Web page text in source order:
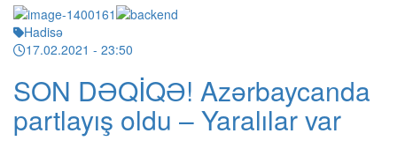
Hadisə
17.02.2021 - 23:50
SON DƏQİQƏ! Azərbaycanda
partlayış oldu – Yaralılar var